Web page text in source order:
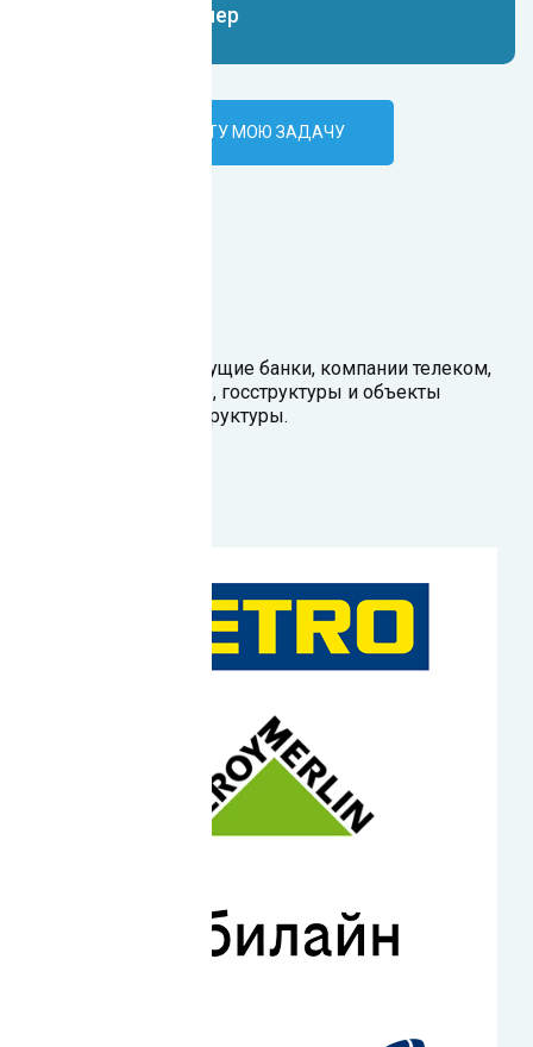
Чат-бот дизайнер
ПОРУЧИТЬ ИИ-БОТУ МОЮ ЗАДАЧУ
Наши клиенты — ведущие банки, компании телеком,
ритейл, производство, госструктуры и объекты
критической инфраструктуры.